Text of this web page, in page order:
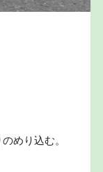
めり込む。